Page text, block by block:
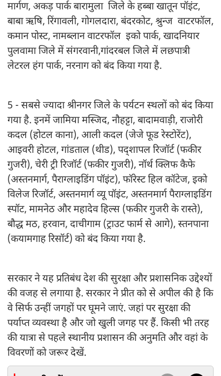
मार्गण, अकड़ पार्क बारामुला जिले के हब्बा खातून पॉइंट,
बाबा ऋषि, रिंगावली, गोगलदारा, बंदरकोट, श्रुन्ज वाटरफॉल,
कमान पोस्ट, नामब्लान वाटरफॉल इको पार्क, खादनियार
पुलवामा जिले में संगरवानी,गांदरबल जिले में लछपात्री
लेटरल हंग पार्क, नरनाग को बंद किया गया है.
5 - सबसे ज्यादा श्रीनगर जिले के पर्यटन स्थलों को बंद किया
गया है. इनमें जामिया मस्जिद, नौहट्टा, बादामवाड़ी, राजोरी
कदल (होटल काना), आली कदल (जेजे फूड रेस्टोरेंट),
आइवरी होटल, गांडताल (थीड), पद्शापल रिजॉर्ट (फकीर
गुजरी), चेरी ट्री रिजॉर्ट (फकीर गुजरी), नॉर्थ क्लिफ कैफे
(अस्तनमार्ग, पैराग्लाइडिंग पॉइंट), फॉरेस्ट हिल कॉटेज, इको
विलेज रिजॉर्ट, अस्तनमार्ग व्यू पॉइंट, अस्तनमार्ग पैराग्लाइडिंग
स्पॉट, मामनेठ और महादेव हिल्स (फकीर गुजरी के रास्ते),
बौद्ध मठ, हरवान, दाचीगाम (ट्राउट फार्म से आगे), स्तनपाना
(कयामगाह रिसॉर्ट) को बंद किया गया है.
सरकार ने यह प्रतिबंध देश की सुरक्षा और प्रशासनिक उद्देश्यों
की वजह से लगाया है. सरकार ने प्रीत को से अपील की है कि
वे सिर्फ उन्हीं जगहों पर घूमने जाएं. जहां पर सुरक्षा की
पर्याप्त व्यवस्था है और जो खुली जगह पर हैं. किसी भी तरह
की यात्रा से पहले स्थानीय प्रशासन की अनुमति और वहां के
विवरणों को जरूर देखें.